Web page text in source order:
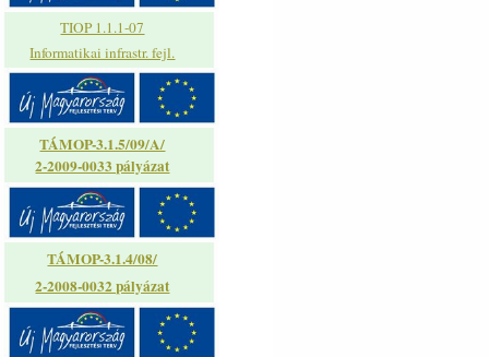
TIOP 1.1.1-07
Informatikai infrastr. fejl.
TÁMOP-3.1.5/09/A/
2-2009-0033 pályázat
TÁMOP-3.1.4/08/
2-2008-0032 pályázat